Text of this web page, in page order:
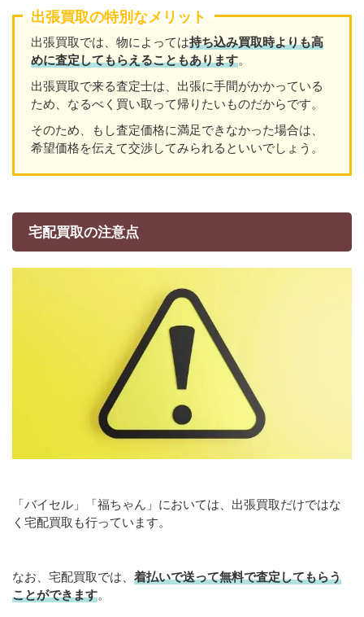
出張買取の特別なメリット
出張買取では、物によっては持ち込み買取時よりも高
めに査定してもらえることもあります。
出張買取で来る査定士は、出張に手間がかかっている
ため、なるべく買い取って帰りたいものだからです。
そのため、もし査定価格に満足できなかった場合は、
希望価格を伝えて交渉してみられるといいでしょう。
宅配買取の注意点
「バイセル」「福ちゃん」においては、出張買取だけではな
く宅配買取も行っています。
なお、宅配買取では、 着払いで送って無料で査定してもらう
ことができます。